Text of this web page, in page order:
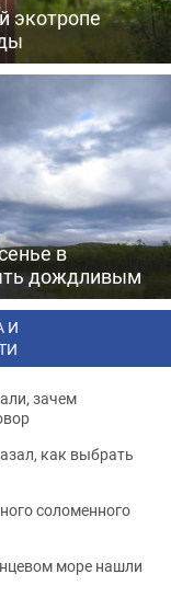
экотропе
в
дождливым
И
зачем
как выбрать
соломенного
море нашли